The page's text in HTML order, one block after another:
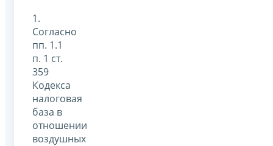
1.
Согласно
пп. 1.1
п. 1 ст.
359
Кодекса
налоговая
база в
отношении
воздушных